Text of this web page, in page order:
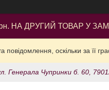
НА ДРУГИЙ ТОВАР У
оскільки за її
Генерала Чупринки б. 60,